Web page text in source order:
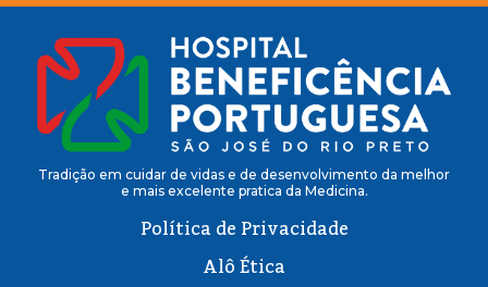
Tradição em cuidar de vidas e de desenvolvimento da melhor
e mais excelente pratica da Medicina.
Política de Privacidade
Alô Ética